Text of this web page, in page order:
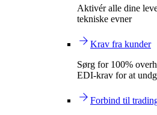
Aktivér alle dine
tekniske evner
Krav fra kunder
Sørg for 100%
EDI-krav for at
Forbind til